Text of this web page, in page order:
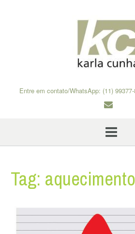
Entre em contato/WhatsApp: (11)
Tag: